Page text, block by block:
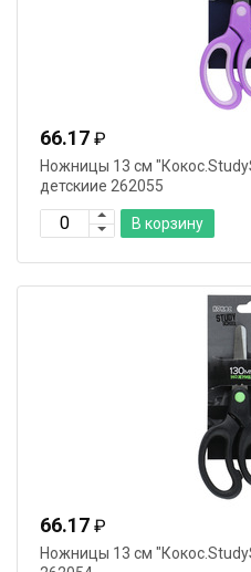
66.17 ₽
Ножницы 13 см
детскиие 262055
В корзину
66.17 ₽
Ножницы 13 см